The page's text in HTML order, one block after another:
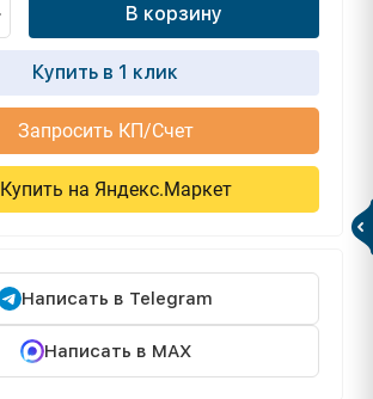
В корзину
Купить в 1 клик
Запросить КП/Счет
Купить на Яндекс.Маркет
Написать в Telegram
Написать в MAX